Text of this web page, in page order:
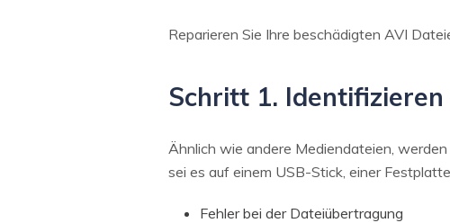
Reparieren Sie Ihre beschädigten AVI
Schritt 1.
Ähnlich wie andere Mediendateien,
sei es auf einem USB-Stick, einer
Fehler bei der Dateiübertragung